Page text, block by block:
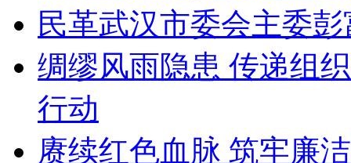
民革武汉市委会主委
绸缪风雨隐患 传递组
行动
赓续红色血脉 筑牢廉